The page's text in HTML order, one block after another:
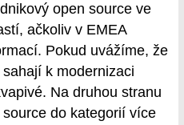
open source ve
ačkoliv v EMEA
Pokud uvážíme, že
k modernizaci
Na druhou stranu
do kategorií více